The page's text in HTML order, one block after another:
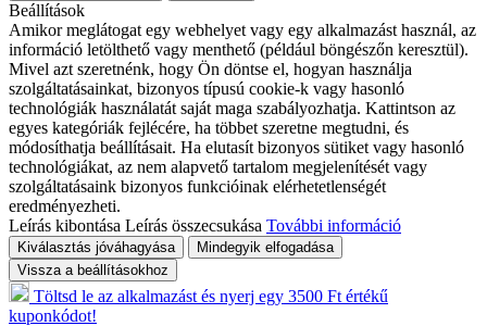
Beállítások
Amikor meglátogat egy webhelyet vagy egy alkalmazást használ, az
információ letölthető vagy menthető (például böngészőn keresztül).
Mivel azt szeretnénk, hogy Ön döntse el, hogyan használja
szolgáltatásainkat, bizonyos típusú cookie-k vagy hasonló
technológiák használatát saját maga szabályozhatja. Kattintson az
egyes kategóriák fejlécére, ha többet szeretne megtudni, és
módosíthatja beállításait. Ha elutasít bizonyos sütiket vagy hasonló
technológiákat, az nem alapvető tartalom megjelenítését vagy
szolgáltatásaink bizonyos funkcióinak elérhetetlenségét
eredményezheti.
Leírás kibontása Leírás összecsukása További információ
Kiválasztás jóváhagyása
Mindegyik elfogadása
Vissza a beállításokhoz
Töltsd le az alkalmazást és nyerj egy 3500 Ft értékű
kuponkódot!